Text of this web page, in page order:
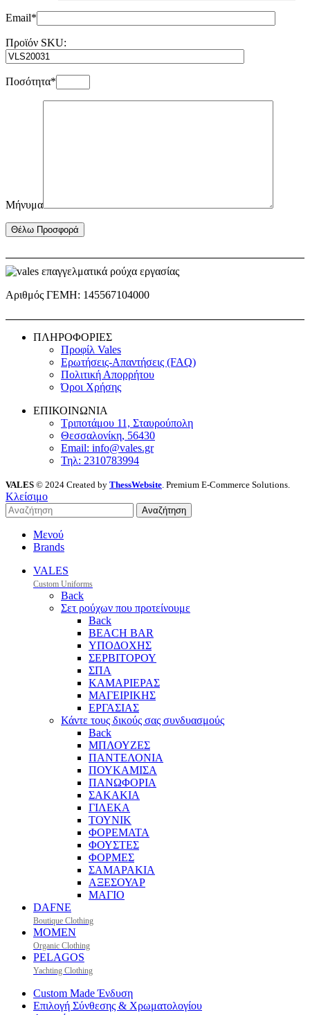
Email*
Προϊόν SKU:
Ποσότητα*
Μήνυμα
Αριθμός ΓΕΜΗ: 145567104000
ΠΛΗΡΟΦΟΡΙΕΣ
Προφίλ Vales
Ερωτήσεις-Απαντήσεις (FAQ)
Πολιτική Απορρήτου
Όροι Χρήσης
ΕΠΙΚΟΙΝΩΝΙΑ
Τριποτάμου 11, Σταυρούπολη
Θεσσαλονίκη, 56430
Email: info@vales.gr
Τηλ: 2310783994
VALES © 2024 Created by ThessWebsite. Premium E-Commerce Solutions.
Κλείσιμο
Αναζήτηση
Μενού
Brands
VALES
Custom Uniforms
Back
Σετ ρούχων που προτείνουμε
Back
BEACH BAR
ΥΠΟΔΟΧΗΣ
ΣΕΡΒΙΤΟΡΟΥ
ΣΠΑ
ΚΑΜΑΡΙΕΡΑΣ
ΜΑΓΕΙΡΙΚΗΣ
ΕΡΓΑΣΙΑΣ
Κάντε τους δικούς σας συνδυασμούς
Back
ΜΠΛΟΥΖΕΣ
ΠΑΝΤΕΛΟΝΙΑ
ΠΟΥΚΑΜΙΣΑ
ΠΑΝΩΦΟΡΙΑ
ΣΑΚΑΚΙΑ
ΓΙΛΕΚΑ
ΤΟΥΝΙΚ
ΦΟΡΕΜΑΤΑ
ΦΟΥΣΤΕΣ
ΦΟΡΜΕΣ
ΣΑΜΑΡΑΚΙΑ
ΑΞΕΣΟΥΑΡ
ΜΑΓΙΟ
DAFNE
Boutique Clothing
MOMEN
Organic Clothing
PELAGOS
Yachting Clothing
Custom Made Ένδυση
Επιλογή Σύνθεσης & Χρωματολογίου